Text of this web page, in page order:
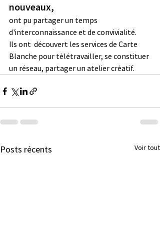
nouveaux,
ont pu partager un temps
d'interconnaissance et de convivialité.
Ils ont  découvert les services de Carte
Blanche pour télétravailler, se constituer
un réseau, partager un atelier créatif.
Posts récents Voir tout